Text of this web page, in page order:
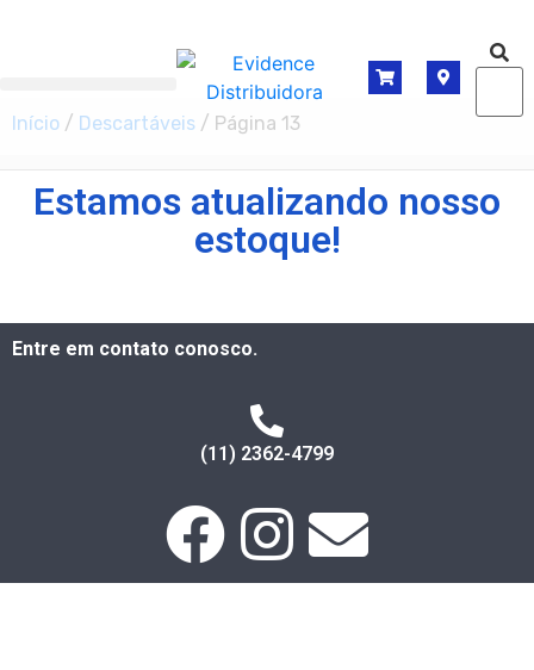
Início / Descartáveis / Página 13
Estamos atualizando nosso
estoque!
Entre em contato conosco.
(11) 2362-4799